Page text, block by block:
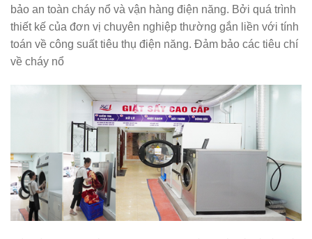
bảo an toàn cháy nổ và vận hàng điện năng. Bởi quá trình
thiết kế của đơn vị chuyên nghiệp thường gắn liền với tính
toán về công suất tiêu thụ điện năng. Đảm bảo các tiêu chí
về cháy nổ